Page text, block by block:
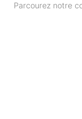
Parcourez notre